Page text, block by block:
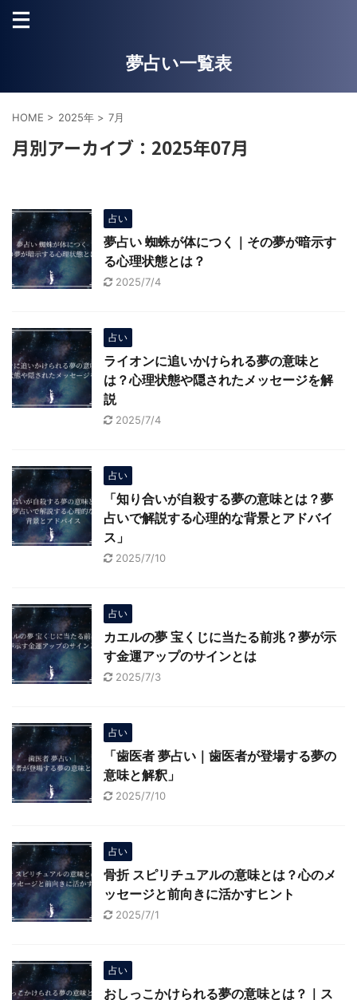
夢占い一覧表
HOME > 2025年 > 7月
月別アーカイブ：2025年07月
占い
夢占い 蜘蛛が体につく｜その夢が暗示す
る心理状態とは？
2025/7/4
占い
ライオンに追いかけられる夢の意味と
は？心理状態や隠されたメッセージを解
説
2025/7/4
占い
「知り合いが自殺する夢の意味とは？夢
占いで解説する心理的な背景とアドバイ
ス」
2025/7/10
占い
カエルの夢 宝くじに当たる前兆？夢が示
す金運アップのサインとは
2025/7/3
占い
「歯医者 夢占い｜歯医者が登場する夢の
意味と解釈」
2025/7/10
占い
骨折 スピリチュアルの意味とは？心のメ
ッセージと前向きに活かすヒント
2025/7/1
占い
おしっこかけられる夢の意味とは？｜ス